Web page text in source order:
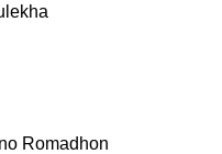
Romadhon